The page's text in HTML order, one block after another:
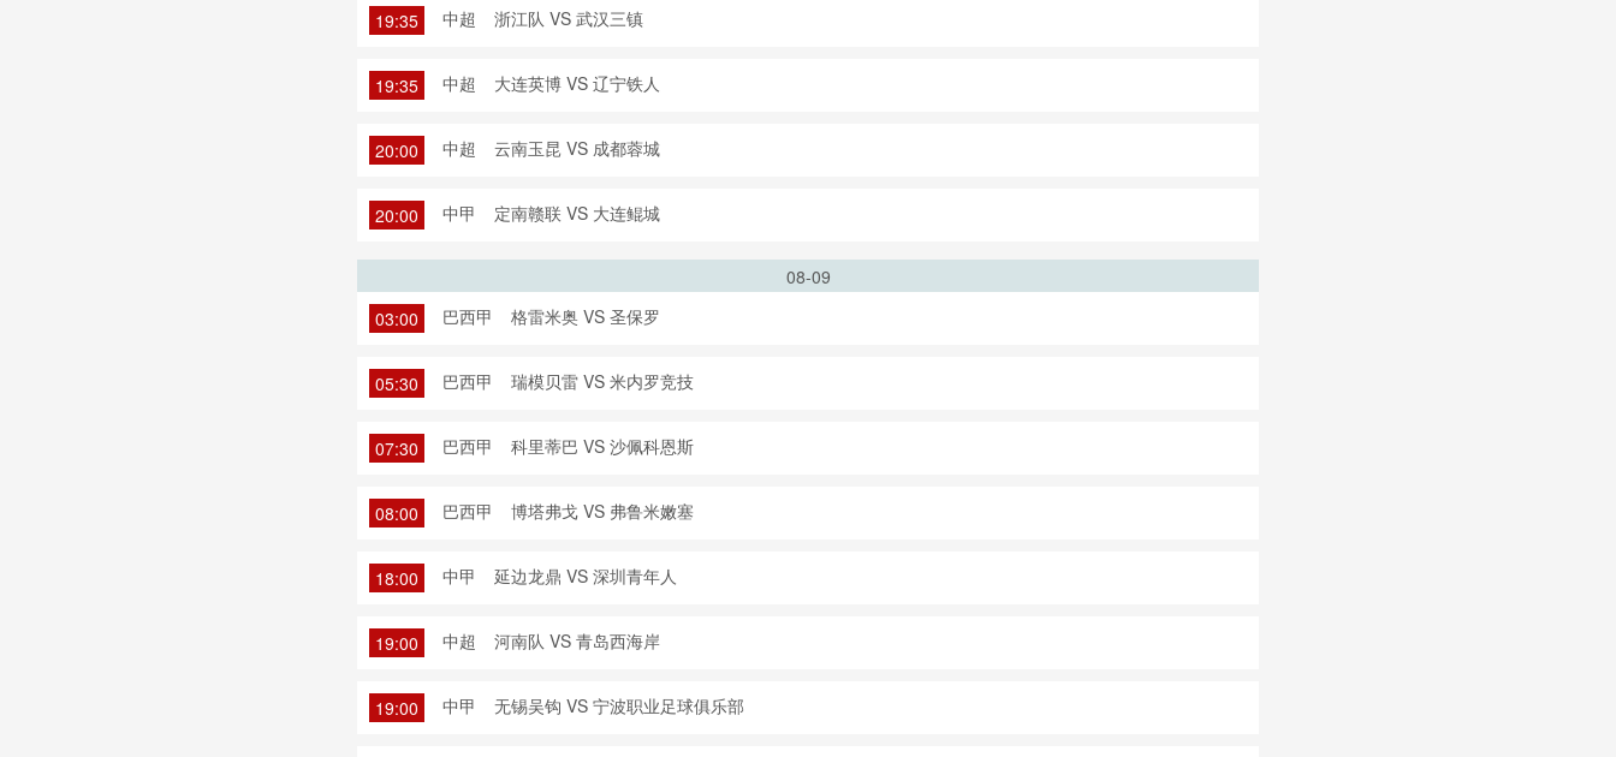
19:35 中超 浙江队 VS 武汉三镇
19:35 中超 大连英博 VS 辽宁铁人
20:00 中超 云南玉昆 VS 成都蓉城
20:00 中甲 定南赣联 VS 大连鲲城
08-09
03:00
巴西甲 格雷米奥 VS 圣保罗
05:30 巴西甲 瑞模贝雷 VS 米内罗竞技
07:30 巴西甲 科里蒂巴 VS 沙佩科恩斯
08:00 巴西甲 博塔弗戈 VS 弗鲁米嫩塞
18:00 中甲 延边龙鼎 VS 深圳青年人
19:00 中超 河南队 VS 青岛西海岸
19:00 中甲 无锡吴钩 VS 宁波职业足球俱乐部